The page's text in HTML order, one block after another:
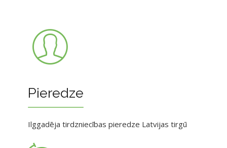
Pieredze
Ilggadēja tirdzniecības pieredze Latvijas tirgū